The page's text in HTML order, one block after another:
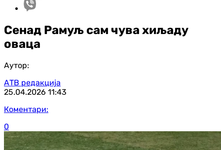
Сенад Рамуљ сам чува хиљаду
оваца
Аутор:
АТВ редакција
25.04.2026 11:43
Коментари:
0